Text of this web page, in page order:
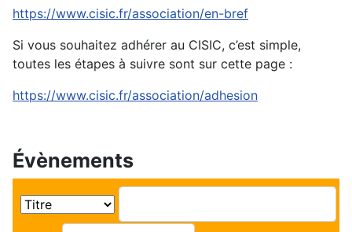
https://www.cisic.fr/association/en-bref
Si vous souhaitez adhérer au CISIC, c’est simple,
toutes les étapes à suivre sont sur cette page :
https://www.cisic.fr/association/adhesion
Évènements